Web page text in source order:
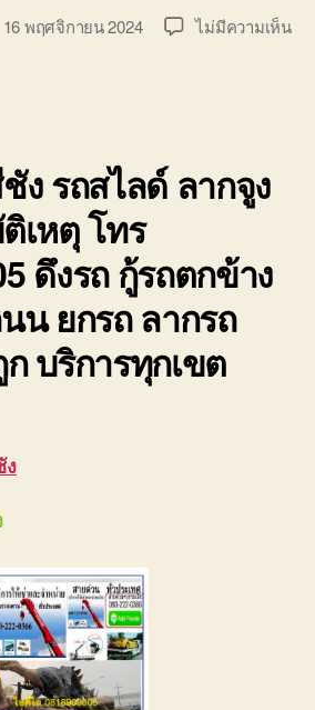
16 พฤศจิกายน 2024 ไม่มีความเห็นบน
ง รถสไลด์ ลากจูง
เหตุ โทร
ดึงรถ กู้รถตกข้าง
น ยกรถ ลากรถ
บริการทุกเขต
ง